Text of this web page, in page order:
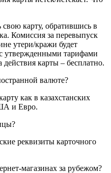
карту, обратившись в
Комиссия за перевыпуск
утери/кражи будет
утвержденными тарифами
карты – бесплатно.
валюте?
как в казахстанских
и Евро.
реквизиты карточного
магазинах за рубежом?